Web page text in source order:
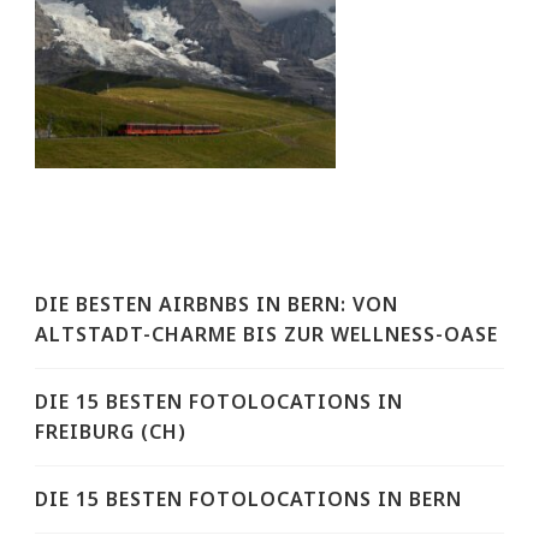
DIE BESTEN AIRBNBS IN BERN: VON
ALTSTADT-CHARME BIS ZUR WELLNESS-OASE
DIE 15 BESTEN FOTOLOCATIONS IN
FREIBURG (CH)
DIE 15 BESTEN FOTOLOCATIONS IN BERN